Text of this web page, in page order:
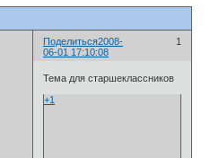
Поделиться 1
2008-
06-01 17:10:08
Тема для старшеклассников
+1